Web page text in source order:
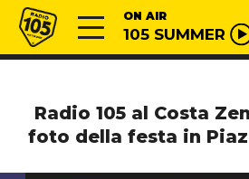
Vai al contenuto
Radio 105 ON AIR
105 SUMMER
Radio 105 al Costa
foto della festa in